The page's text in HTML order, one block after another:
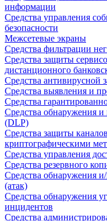
информации
Средства управления
безопасности
Межсетевые экраны
Средства фильтрации
Средства защиты
дистанционного
Средства антивирусной
Средства выявления и
Средства
Средства обнаружения
(DLP)
Средства защиты
криптографическими
Средства управления
Средства резервного
Средства обнаружения
(атак)
Средства обнаружения
инцидентов
Средства